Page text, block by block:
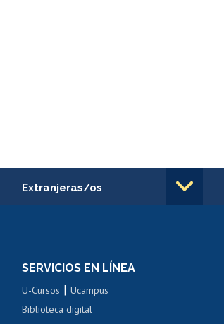
Extranjeras/os
Cursos de español
SERVICIOS EN LÍNEA
U-Cursos |Ucampus
Biblioteca digital